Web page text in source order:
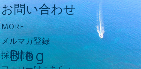
お問い合わせ
MORE
メルマガ登録
採用情報
Blog